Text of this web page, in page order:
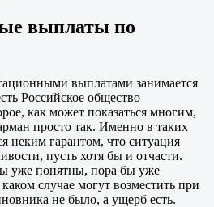
выплаты по
выплатами занимается
Российское общество
как может показаться многим,
просто так. Именно в таких
неким гарантом, что ситуация
пусть хотя бы и отчасти.
уже понятны, пора бы уже
случае могут возместить при
не было, а ущерб есть.